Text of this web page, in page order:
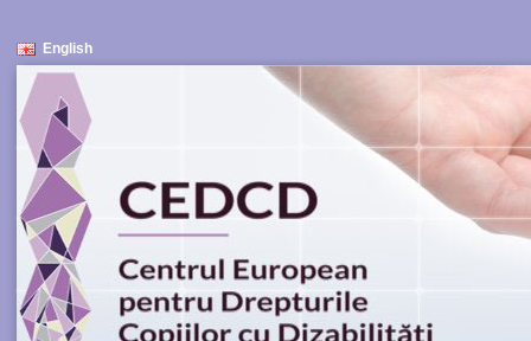
English